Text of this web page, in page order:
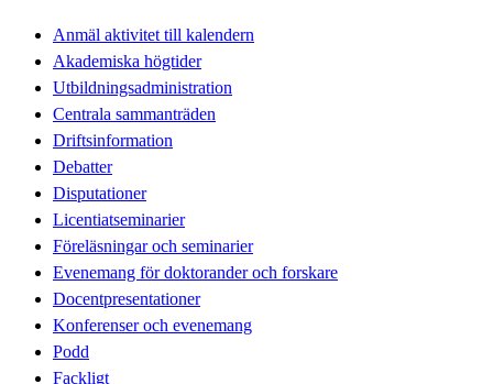
Anmäl aktivitet till kalendern
Akademiska högtider
Utbildningsadministration
Centrala sammanträden
Driftsinformation
Debatter
Disputationer
Licentiatseminarier
Föreläsningar och seminarier
Evenemang för doktorander och forskare
Docentpresentationer
Konferenser och evenemang
Podd
Fackligt